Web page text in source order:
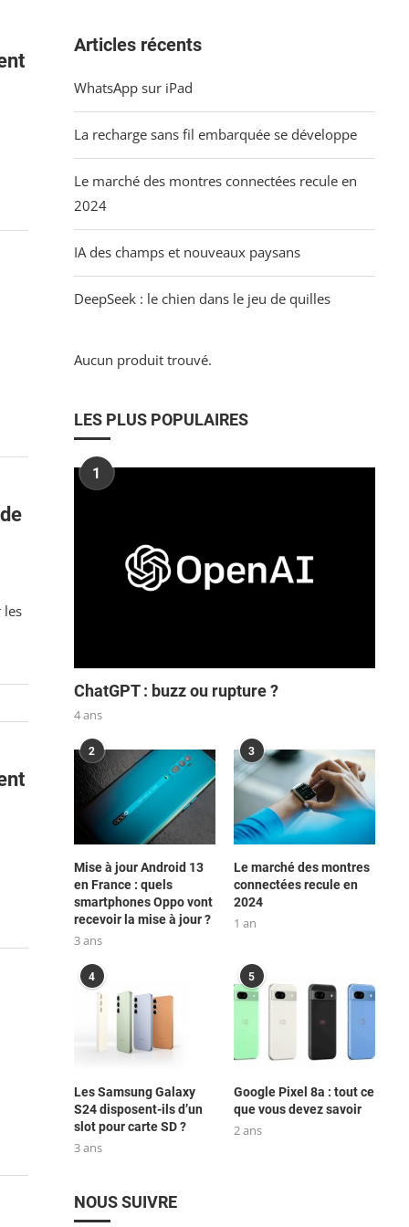
les
Articles récents
WhatsApp sur iPad
La recharge sans fil embarquée se développe
Le marché des montres connectées recule en
2024
IA des champs et nouveaux paysans
DeepSeek : le chien dans le jeu de quilles
Aucun produit trouvé.
LES PLUS POPULAIRES
1
ChatGPT : buzz ou rupture ?
4 ans
2
Mise à jour Android 13
en France : quels
smartphones Oppo vont
recevoir la mise à jour ?
3 ans
3
Le marché des montres
connectées recule en
2024
1 an
4
Les Samsung Galaxy
S24 disposent-ils d’un
slot pour carte SD ?
3 ans
5
Google Pixel 8a : tout ce
que vous devez savoir
2 ans
NOUS SUIVRE